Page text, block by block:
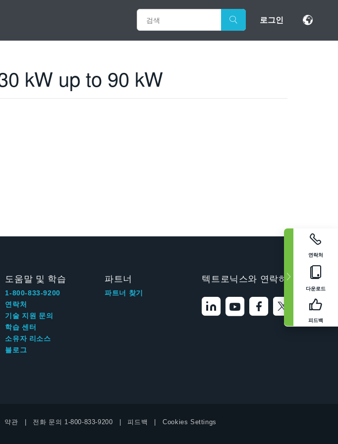
로그인
연락처
다운로드
피드백
kW up to 90 kW
도움말 및 학습
1-800-833-9200
연락처
기술 지원 문의
학습 센터
소유자 리소스
블로그
파트너
파트너 찾기
텍트로닉스와 연락하기
약관 전화 문의 1-800-833-9200 피드백 Cookies Settings